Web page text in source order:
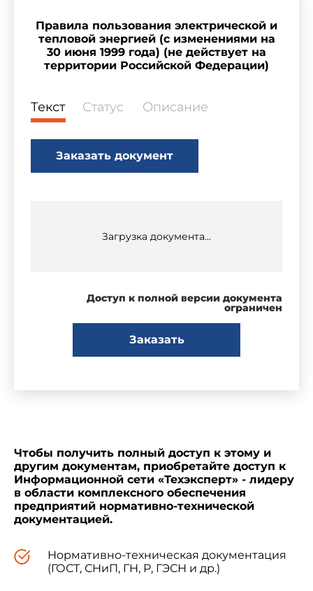
Правила пользования электрической и
тепловой энергией (с изменениями на
30 июня 1999 года) (не действует на
территории Российской Федерации)
Текст Статус Описание
Заказать документ
Загрузка документа...
Доступ к полной версии документа
ограничен
Заказать
Чтобы получить полный доступ к этому и
другим документам, приобретайте доступ к
Информационной сети «Техэксперт» - лидеру
в области комплексного обеспечения
предприятий нормативно-технической
документацией.
Нормативно-техническая документация
(ГОСТ, СНиП, ГН, Р, ГЭСН и др.)